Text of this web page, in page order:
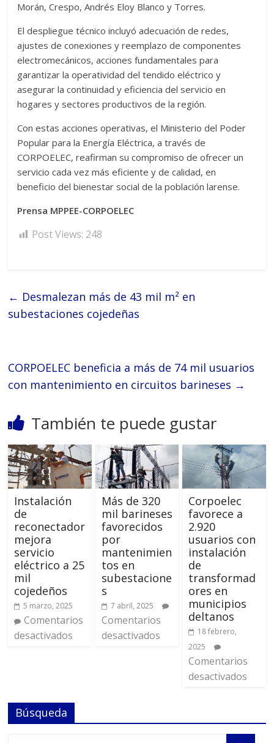
Morán, Crespo, Andrés Eloy Blanco y Torres.
El despliegue técnico incluyó adecuación de redes,
ajustes de conexiones y reemplazo de componentes
electromecánicos, acciones fundamentales para
garantizar la operatividad del tendido eléctrico y
asegurar la continuidad y eficiencia del servicio en
hogares y sectores productivos de la región.
Con estas acciones operativas, el Ministerio del Poder
Popular para la Energía Eléctrica, a través de
CORPOELEC, reafirman su compromiso de ofrecer un
servicio cada vez más eficiente y de calidad, en
beneficio del bienestar social de la población larense.
Prensa MPPEE-CORPOELEC
Post Views: 248
← Desmalezan más de 43 mil m² en
subestaciones cojedeñas
CORPOELEC beneficia a más de 74 mil usuarios
con mantenimiento en circuitos barineses →
También te puede gustar
Instalación
de
reconectador
mejora
servicio
eléctrico a 25
mil
cojedeños
5 marzo, 2025
Comentarios
desactivados
Más de 320
mil barineses
favorecidos
por
mantenimien
tos en
subestacione
s
7 abril, 2025
Comentarios
desactivados
Corpoelec
favorece a
2.920
usuarios con
instalación
de
transformad
ores en
municipios
deltanos
18 febrero,
2025
Comentarios
desactivados
Búsqueda